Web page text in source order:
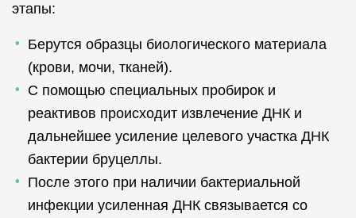
этапы:
Берутся образцы биологического материала
(крови, мочи, тканей).
С помощью специальных пробирок и
реактивов происходит извлечение ДНК и
дальнейшее усиление целевого участка ДНК
бактерии бруцеллы.
После этого при наличии бактериальной
инфекции усиленная ДНК связывается со